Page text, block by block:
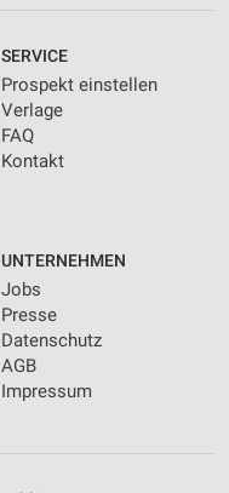
SERVICE
Prospekt einstellen
Verlage
FAQ
Kontakt
UNTERNEHMEN
Jobs
Presse
Datenschutz
AGB
Impressum